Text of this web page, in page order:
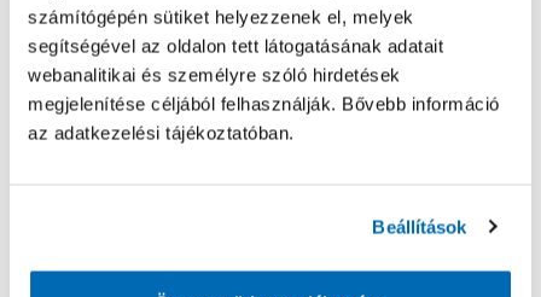
számítógépén sütiket helyezzenek el, melyek
segítségével az oldalon tett látogatásának adatait
webanalitikai és személyre szóló hirdetések
megjelenítése céljából felhasználják. Bővebb információ
az adatkezelési tájékoztatóban.
Beállítások